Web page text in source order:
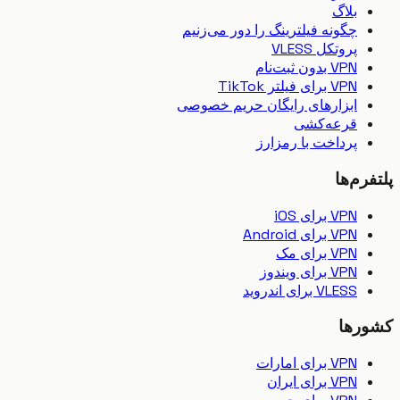
بلاگ
چگونه فیلترینگ را دور می‌زنیم
پروتکل VLESS
VPN بدون ثبت‌نام
VPN برای فیلتر TikTok
ابزارهای رایگان حریم خصوصی
قرعه‌کشی
پرداخت با رمزارز
VPN برای iOS
VPN برای Android
VPN برای مک
VPN برای ویندوز
VLESS برای اندروید
VPN برای امارات
VPN برای ایران